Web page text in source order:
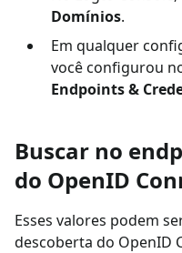
Domínios.
Em qualquer
você configurou
Endpoints &
Buscar no
do OpenID
Esses valores podem
descoberta do OpenID